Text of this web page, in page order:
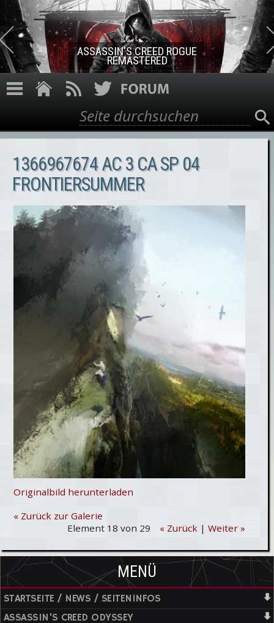
Direkt zum Inhalt
ASSASSIN'S CREED ROGUE
REMASTERED
Suchformular
Suche
1366967674 AC 3 CA SP 04
FRONTIERSUMMER
Originalbild herunterladen
« Zurück zur Galerie
Element 18 von 29
« Zurück| Weiter »
MENÜ
STARTSEITE / NEWS / SEITENINFOS
ASSASSIN'S CREED ODYSSEY